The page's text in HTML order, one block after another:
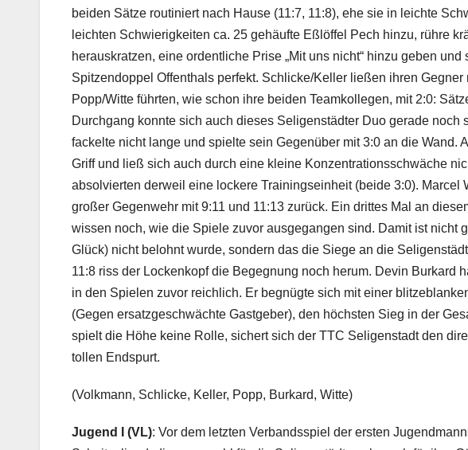
beiden Sätze routiniert nach Hause (11:7, 11:8), ehe sie in leichte
leichten Schwierigkeiten ca. 25 gehäufte Eßlöffel Pech hinzu, rühre
herauskratzen, eine ordentliche Prise „Mit uns nicht“ hinzu geben
Spitzendoppel Offenthals perfekt. Schlicke/Keller ließen ihren
Popp/Witte führten, wie schon ihre beiden Teamkollegen, mit 2:0:
Durchgang konnte sich auch dieses Seligenstädter Duo gerade
fackelte nicht lange und spielte sein Gegenüber mit 3:0 an die Wand.
Griff und ließ sich auch durch eine kleine Konzentrationsschwäche
absolvierten derweil eine lockere Trainingseinheit (beide 3:0). Marcel
großer Gegenwehr mit 9:11 und 11:13 zurück. Ein drittes Mal an
wissen noch, wie die Spiele zuvor ausgegangen sind. Damit ist nicht
Glück) nicht belohnt wurde, sondern das die Siege an die
11:8 riss der Lockenkopf die Begegnung noch herum. Devin Burkard
in den Spielen zuvor reichlich. Er begnügte sich mit einer
(Gegen ersatzgeschwächte Gastgeber), den höchsten Sieg in der
spielt die Höhe keine Rolle, sichert sich der TTC Seligenstadt den
tollen Endspurt.
(Volkmann, Schlicke, Keller, Popp, Burkard, Witte)
Jugend I (VL): Vor dem letzten Verbandsspiel der ersten